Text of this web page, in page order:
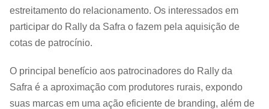
estreitamento do relacionamento. Os interessados em
participar do Rally da Safra o fazem pela aquisição de
cotas de patrocínio.
O principal benefício aos patrocinadores do Rally da
Safra é a aproximação com produtores rurais, expondo
suas marcas em uma ação eficiente de branding, além de